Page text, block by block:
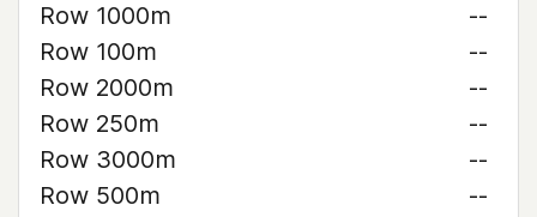
Row 1000m
--
Row 100m
--
Row 2000m
--
Row 250m
--
Row 3000m
--
Row 500m
--